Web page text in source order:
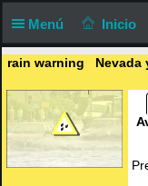
Menú Inicio
rain warning Nevada